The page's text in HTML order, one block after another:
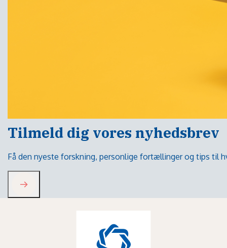
Tilmeld dig vores nyhedsbrev
Få den nyeste forskning, personlige fortællinger og tips til